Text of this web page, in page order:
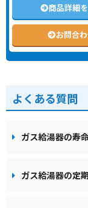
商品詳細
お問合
よくある質問
ガス給湯器の寿
ガス給湯器の定